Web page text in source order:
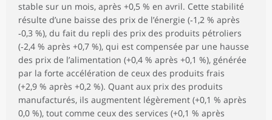
stable sur un mois, après +0,5 % en avril. Cette stabilité
résulte d’une baisse des prix de l’énergie (‑1,2 % après
‑0,3 %), du fait du repli des prix des produits pétroliers
(‑2,4 % après +0,7 %), qui est compensée par une hausse
des prix de l’alimentation (+0,4 % après +0,1 %), générée
par la forte accélération de ceux des produits frais
(+2,9 % après +0,2 %). Quant aux prix des produits
manufacturés, ils augmentent légèrement (+0,1 % après
0,0 %), tout comme ceux des services (+0,1 % après